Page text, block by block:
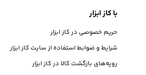
با کاز ابزار
حریم خصوصی در کاز ابزار
شرایط و ضوابط استفاده از سایت کاز ابزار
رویه‌های بازگشت کالا در کاز ابزار